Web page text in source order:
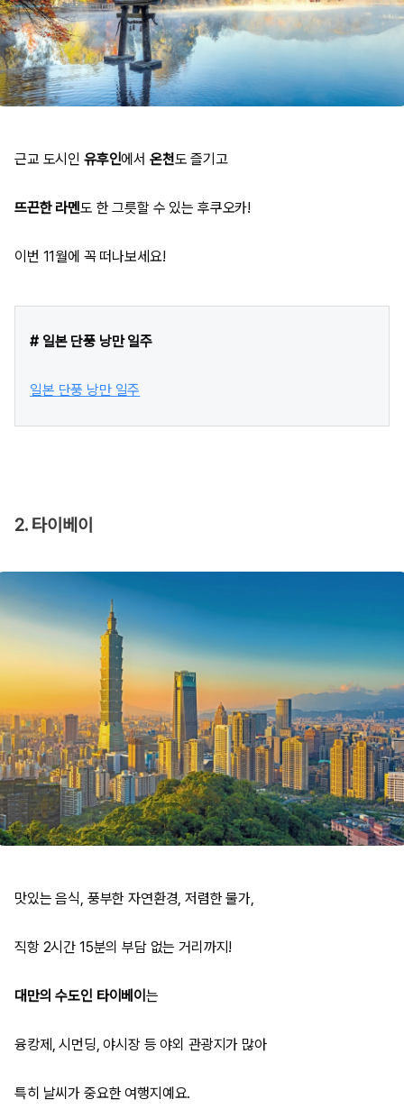
근교 도시인 유후인에서 온천도 즐기고
뜨끈한 라멘도 한 그릇할 수 있는 후쿠오카!
이번 11월에 꼭 떠나보세요!
# 일본 단풍 낭만 일주
일본 단풍 낭만 일주
2. 타이베이
맛있는 음식, 풍부한 자연환경, 저렴한 물가,
직항 2시간 15분의 부담 없는 거리까지!
대만의 수도인 타이베이는
융캉제, 시먼딩, 야시장 등 야외 관광지가 많아
특히 날씨가 중요한 여행지예요.